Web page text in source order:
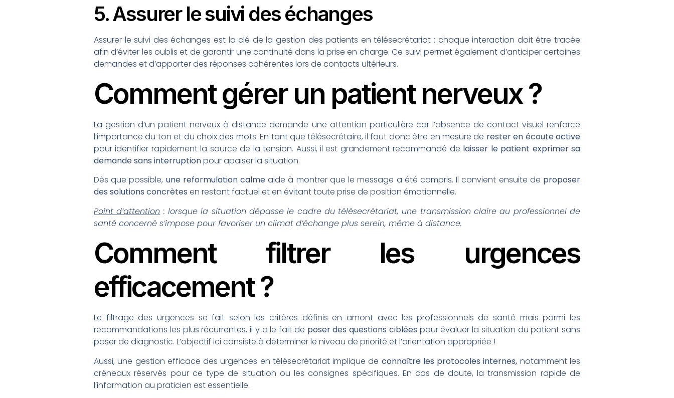
5. Assurer le suivi des échanges
Assurer le suivi des échanges est la clé de la gestion des patients en télésecrétariat ; chaque interaction doit être tracée
afin d’éviter les oublis et de garantir une continuité dans la prise en charge. Ce suivi permet également d’anticiper certaines
demandes et d’apporter des réponses cohérentes lors de contacts ultérieurs.
Comment gérer un patient nerveux ?
La gestion d’un patient nerveux à distance demande une attention particulière car l’absence de contact visuel renforce
l’importance du ton et du choix des mots. En tant que télésecrétaire, il faut donc être en mesure de rester en écoute active
pour identifier rapidement la source de la tension. Aussi, il est grandement recommandé de laisser le patient exprimer sa
demande sans interruptionpour apaiser la situation.
Dès que possible, une reformulation calme aide à montrer que le message a été compris. Il convient ensuite de proposer
des solutions concrètes en restant factuel et en évitant toute prise de position émotionnelle.
Point d’attention : lorsque la situation dépasse le cadre du télésecrétariat, une transmission claire au professionnel de
santé concerné s’impose pour favoriser un climat d’échange plus serein, même à distance.
Comment filtrer les urgences
efficacement ?
Le filtrage des urgences se fait selon les critères définis en amont avec les professionnels de santé mais parmi les
recommandations les plus récurrentes, il y a le fait de poser des questions ciblées pour évaluer la situation du patient sans
poser de diagnostic. L’objectif ici consiste à déterminer le niveau de priorité et l’orientation appropriée !
Aussi, une gestion efficace des urgences en télésecrétariat implique de connaître les protocoles internes, notamment les
créneaux réservés pour ce type de situation ou les consignes spécifiques. En cas de doute, la transmission rapide de
l’information au praticien est essentielle.